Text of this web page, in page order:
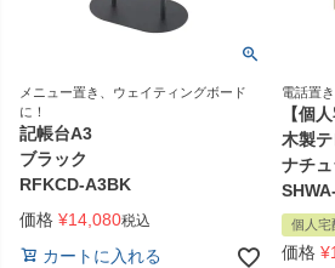
メニュー置き、ウェイティングボード
に！
記帳台A3
ブラック
RFKCD-A3BK
価格 ¥14,080税込
カートに入れる
電話置
【個
木製
ナチ
個人宅
価格 ¥